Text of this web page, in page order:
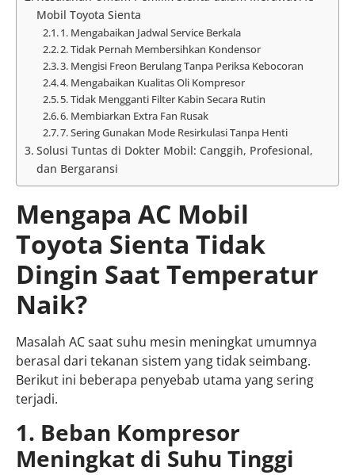
Mobil Toyota Sienta
1. Mengabaikan Jadwal Service Berkala
2. Tidak Pernah Membersihkan Kondensor
3. Mengisi Freon Berulang Tanpa Periksa Kebocoran
4. Mengabaikan Kualitas Oli Kompresor
5. Tidak Mengganti Filter Kabin Secara Rutin
6. Membiarkan Extra Fan Rusak
7. Sering Gunakan Mode Resirkulasi Tanpa Henti
Solusi Tuntas di Dokter Mobil: Canggih, Profesional,
dan Bergaransi
Mengapa AC Mobil
Toyota Sienta Tidak
Dingin Saat Temperatur
Naik?
Masalah AC saat suhu mesin meningkat umumnya
berasal dari tekanan sistem yang tidak seimbang.
Berikut ini beberapa penyebab utama yang sering
terjadi.
1. Beban Kompresor
Meningkat di Suhu Tinggi